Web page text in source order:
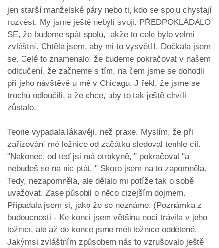
jen starší manželské páry nebo ti, kdo se spolu chystají
rozvést. My jsme ještě nebyli svoji. PŘEDPOKLÁDALO
SE, že budeme spát spolu, takže to celé bylo velmi
zvláštní. Chtěla jsem, aby mi to vysvětlil. Dočkala jsem
se. Celé to znamenalo, že budeme pokračovat v našem
odloučení, že začneme s tím, na čem jsme se dohodli
při jeho návštěvě u mě v Chicagu. J řekl, že jsme se
trochu odloučili, a že chce, aby to tak ještě chvíli
zůstalo.
Teorie vypadala lákavěji, než praxe. Myslím, že při
zařizování mé ložnice od začátku sledoval tenhle cíl.
"Nakonec, od teď jsi má otrokyně, " pokračoval "a
nebudeš se na nic ptát. " Skoro jsem na to zapomněla.
Tedy, nezapomněla, ale dělalo mi potíže tak o sobě
uvažovat. Zase působil o něco cizejším dojmem.
Připadala jsem si, jako že se neznáme. (Poznámka z
budoucnosti - Ke konci jsem většinu nocí trávila v jeho
ložnici, ale až do konce jsme měli ložnice oddělené.
Jakýmsi zvláštním způsobem nás to vzrušovalo ještě